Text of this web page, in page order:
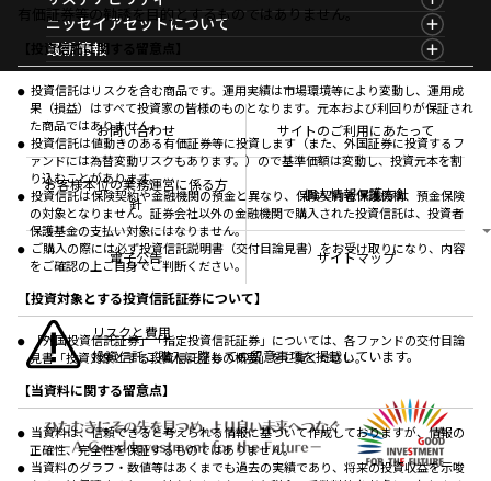
有価証券等の勧誘を目的とするものではありません。
【投資信託に関する留意点】
投資信託はリスクを含む商品です。運用実績は市場環境等により変動し、運用成
果（損益）はすべて投資家の皆様のものとなります。元本および利回りが保証され
た商品ではありません。
投資信託は値動きのある有価証券等に投資します（また、外国証券に投資するフ
ァンドには為替変動リスクもあります。）ので基準価額は変動し、投資元本を割
り込むことがあります。
投資信託は保険契約や金融機関の預金と異なり、保険契約者保護機構、預金保険
の対象となりません。証券会社以外の金融機関で購入された投資信託は、投資者
保護基金の支払い対象にはなりません。
ご購入の際には必ず投資信託説明書（交付目論見書）をお受け取りになり、内容
をご確認の上ご自身でご判断ください。
【投資対象とする投資信託証券について】
「外国投資信託証券」「指定投資信託証券」については、各ファンドの交付目論
見書「投資対象とする投資信託証券の概要」をご覧ください。
【当資料に関する留意点】
当資料は、信頼できると考えられる情報に基づいて作成しておりますが、情報の
正確性、完全性を保証するものではありません。
当資料のグラフ・数値等はあくまでも過去の実績であり、将来の投資収益を示唆
決算カレンダー
海外休日カレンダー
投資信託新商品のご案内
投資信託償還商品のご案内
ちょこっと3分！ファンドシアター
有価証券届出書の効力の発生の有無について
こだわりのインデックスファンド 購入・換金手数料
なしシリーズ
確定拠出年金について
マーケットレポート
コラム
ファンドレポート
資産形成サービス
Nダイレクト
Goal Navi
資産形成サポート
NAMシティ
お問い合わせ
よくあるご質問
投資の教室
サステナビリティTOP
サステナビリティ経営
サステナブル投資
ニッセイアセットについて
ニッセイアセットについてTOP
会社情報
プレスリリース
受賞歴
方針・その他開示情報
採用情報
公式キャラクターのご紹介
最新情報
マーケットニュース
商品ニュース
おしらせ
メディアお問い合わせ サイトのご利用にあたって
お客様本位の業務運営に係る方
針
個人情報保護方針
電子公告 サイトマップ
リスクと費用
投資信託ご購入に際しての留意事項を掲載しています。